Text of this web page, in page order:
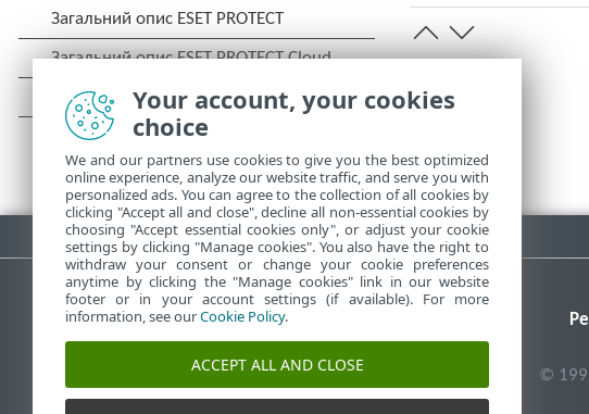
Завантажити PDF
База знань ESET
©
Your account, your cookies
choice
We and our partners use cookies to give you the best optimized
online experience, analyze our website traffic, and serve you with
personalized ads. You can agree to the collection of all cookies by
clicking "Accept all and close", decline all non-essential cookies by
choosing "Accept essential cookies only", or adjust your cookie
settings by clicking "Manage cookies". You also have the right to
withdraw your consent or change your cookie preferences
anytime by clicking the "Manage cookies" link in our website
footer or in your account settings (if available). For more
information, see ourCookie Policy.
ACCEPT ALL AND CLOSE